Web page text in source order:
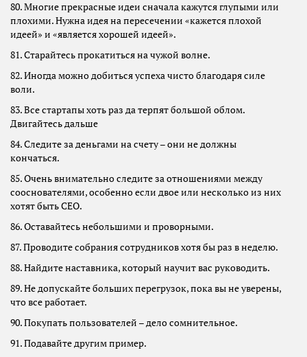
80. Многие прекрасные идеи сначала кажутся глупыми или
плохими. Нужна идея на пересечении «кажется плохой
идеей» и «является хорошей идеей».
81. Старайтесь прокатиться на чужой волне.
82. Иногда можно добиться успеха чисто благодаря силе
воли.
83. Все стартапы хоть раз да терпят большой облом.
Двигайтесь дальше
84. Следите за деньгами на счету – они не должны
кончаться.
85. Очень внимательно следите за отношениями между
сооснователями, особенно если двое или несколько из них
хотят быть CEO.
86. Оставайтесь небольшими и проворными.
87. Проводите собрания сотрудников хотя бы раз в неделю.
88. Найдите наставника, который научит вас руководить.
89. Не допускайте больших перегрузок, пока вы не уверены,
что все работает.
90. Покупать пользователей – дело сомнительное.
91. Подавайте другим пример.